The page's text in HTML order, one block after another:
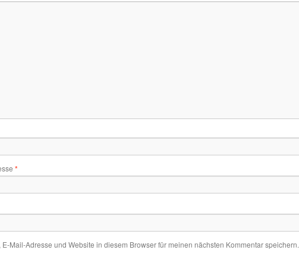
*
E-Mail-Adresse und Website in diesem Browser für meinen nächsten Kommentar speichern.